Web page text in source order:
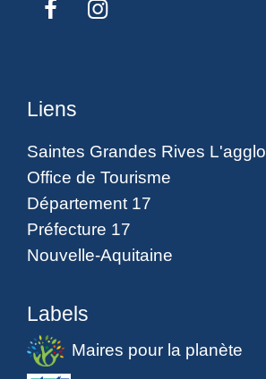
Liens
Saintes Grandes Rives L'agglo
Office de Tourisme
Département 17
Préfecture 17
Nouvelle-Aquitaine
Labels
Maires pour la planète